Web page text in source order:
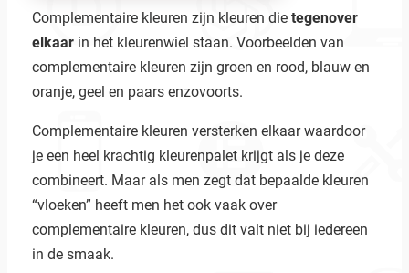
Complementaire kleuren zijn kleuren die tegenover
elkaarin het kleurenwiel staan. Voorbeelden van
complementaire kleuren zijn groen en rood, blauw en
oranje, geel en paars enzovoorts.
Complementaire kleuren versterken elkaar waardoor
je een heel krachtig kleurenpalet krijgt als je deze
combineert. Maar als men zegt dat bepaalde kleuren
“vloeken” heeft men het ook vaak over
complementaire kleuren, dus dit valt niet bij iedereen
in de smaak.